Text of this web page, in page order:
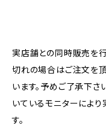
実店舗との同時販売を行
切れの場合はご注文を
います。予めご了承下さ
いているモニターによ
す。